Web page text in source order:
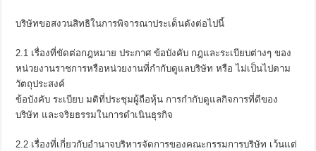
บริษัทขอสงวนสิทธิในการพิจารณาประเด็นดังต่อไปนี้
2.1 เรื่องที่ขัดต่อกฎหมาย ประกาศ ข้อบังคับ กฎและระเบียบต่างๆ ของ
หน่วยงานราชการหรือหน่วยงานที่กำกับดูแลบริษัท หรือ ไม่เป็นไปตาม
วัตถุประสงค์
ข้อบังคับ ระเบียบ มติที่ประชุมผู้ถือหุ้น การกำกับดูแลกิจการที่ดีของ
บริษัท และจริยธรรมในการดำเนินธุรกิจ
2.2 เรื่องที่เกี่ยวกับอำนาจบริหารจัดการของคณะกรรมการบริษัท เว้นแต่